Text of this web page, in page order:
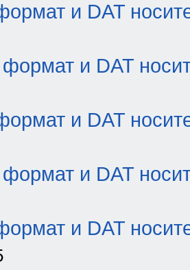
и DAT
и DAT
и DAT
и DAT
и DAT